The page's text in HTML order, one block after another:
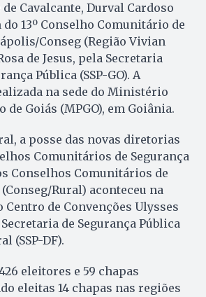
de Cavalcante, Durval Cardoso
do 13º Conselho Comunitário de
Conseg (Região Vivian
de Jesus, pela Secretaria
Pública (SSP-GO). A
na sede do Ministério
de Goiás (MPGO), em Goiânia.
a posse das novas diretorias
Comunitários de Segurança
Conselhos Comunitários de
Rural) aconteceu na
Centro de Convenções Ulysses
de Segurança Pública
(SSP-DF).
eleitores e 59 chapas
eleitas 14 chapas nas regiões